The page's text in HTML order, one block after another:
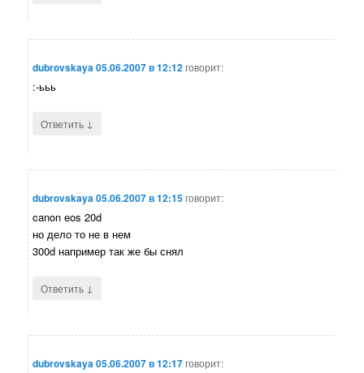
dubrovskaya05.06.2007 в 12:12говорит:
:-ььь
Ответить ↓
dubrovskaya05.06.2007 в 12:15говорит:
canon eos 20d
но дело то не в нем
300d например так же бы снял
Ответить ↓
dubrovskaya05.06.2007 в 12:17говорит: